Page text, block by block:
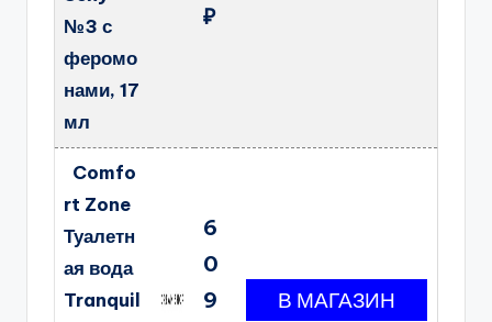
№3 с
феромо
нами, 17
мл
₽
Comfo
rt Zone
Туалетн
ая вода
Tranquil
6
0
9